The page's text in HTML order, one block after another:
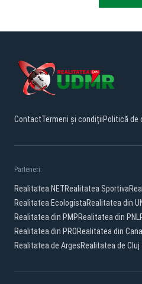
ContactTermeni și condițiiPolitică de
Parteneri:
Realitatea.NETRealitatea Sportiva
Realitatea EcologistaRealitatea din
Realitatea din PMPRealitatea din PNL
Realitatea din PRORealitatea din
Realitatea de ArgesRealitatea de Cluj